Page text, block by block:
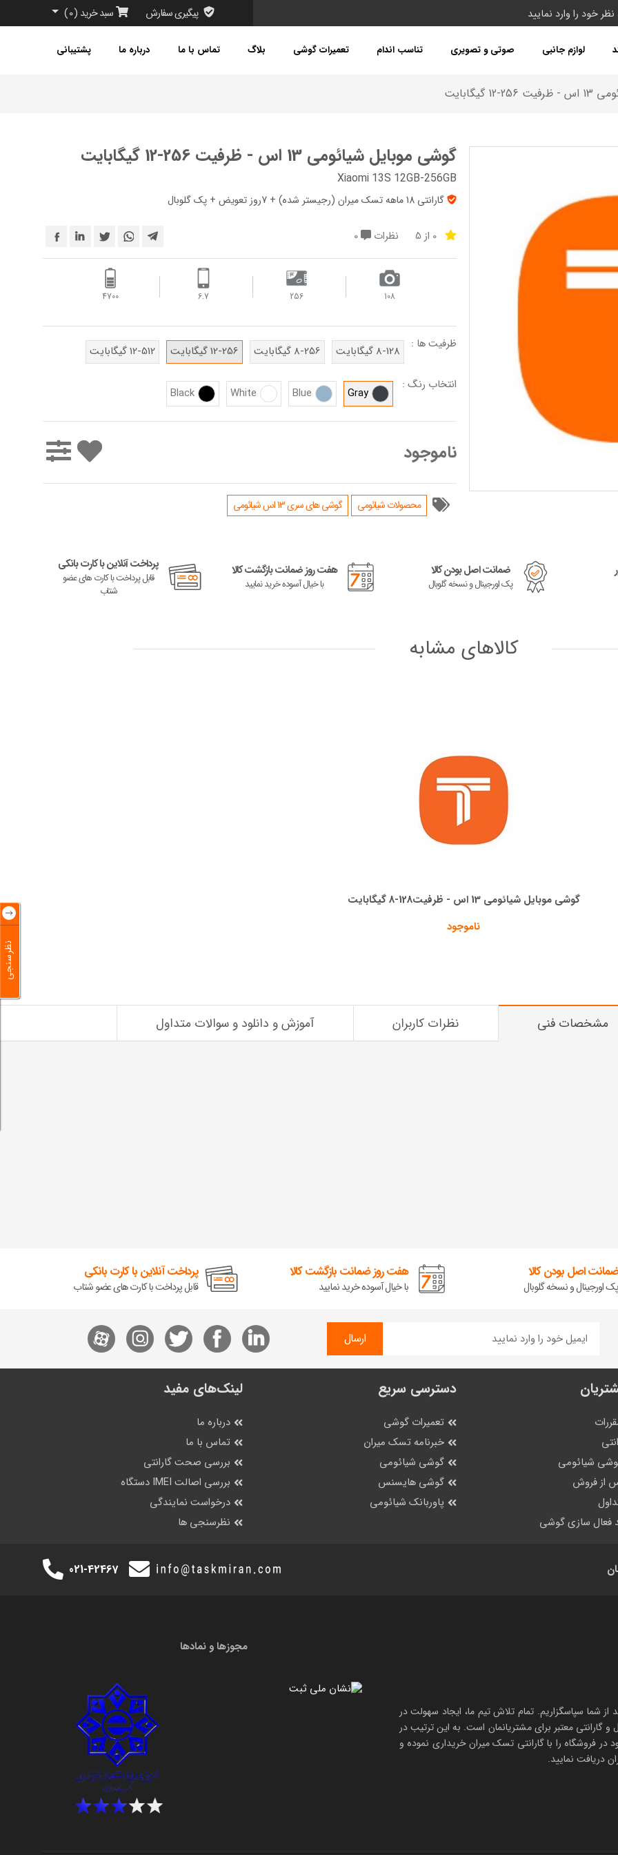
پیگیری سفارش سبد خرید (
0
)
لوازم جانبی صوتی و تصویری تناسب اندام تعمیرات گوشی بلاگ تماس با ما درباره ما پشتیبانی
گوشی موبایل شیائومی 13 اس - ظرفیت 256-12 گیگابایت
Xiaomi 13S 12GB-256GB
گارانتی 18 ماهه تسک میران (رجیستر شده) + 7روز تعویض + پک‌ گلوبال
0 از 5 نظرات
108
256
6.7
4700
ظرفیت ها : 8-128 گیگابایت 8-256 گیگابایت 12-256 گیگابایت 12-512 گیگابایت
انتخاب رنگ :
Gray
Blue
White
Black
ناموجود
محصولات شیائومی گوشی های سری 13 اس شیائومی
ضمانت اصل بودن کالا
پک اورجینال و نسخه گلوبال
هفت روز ضمانت بازگشت کالا
با خیال آسوده خرید نمایید
پرداخت آنلاین با کارت بانکی
قابل پرداخت با کارت های عضو
شتاب
کالاهای مشابه
گوشی موبایل شیائومی 13 اس - ظرفیت128-8 گیگابایت
ناموجود
مشخصات فنی نظرات کاربران آموزش و دانلود و سوالات متداول
ضمانت اصل بودن کالا
پک اورجینال و نسخه گلوبال
هفت روز ضمانت بازگشت کالا
با خیال آسوده خرید نمایید
پرداخت آنلاین با کارت بانکی
قابل پرداخت با کارت های عضو شتاب
ارسال
شیائومی
از فروش
فعال سازی گوشی
دسترسی سریع
تعمیرات گوشی
خبرنامه تسک میران
گوشی شیائومی
گوشی هایسنس
پاوربانک شیائومی
لینک‌های مفید
درباره ما
تماس با ما
بررسی صحت گارانتی
بررسی اصالت IMEI دستگاه
درخواست نمایندگی
نظرسنجی ها
021-42467
از شما سپاسگزاریم. تمام تلاش تیم ما، ایجاد سهولت در
و گارانتی معتبر برای مشتریانمان است. به این ترتیب در
در فروشگاه را باگارانتی تسک میرانخریداری نموده و
دریافت نمایید.
مجوزها و نمادها
نظرسنجی